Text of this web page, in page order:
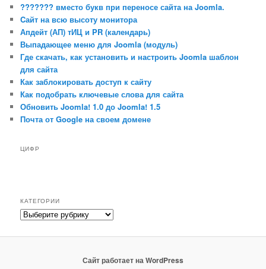
??????? вместо букв при переносе сайта на Joomla.
Cайт на всю высоту монитора
Апдейт (АП) тИЦ и PR (календарь)
Выпадающее меню для Joomla (модуль)
Где скачать, как установить и настроить Joomla шаблон
для сайта
Как заблокировать доступ к сайту
Как подобрать ключевые слова для сайта
Обновить Joomla! 1.0 до Joomla! 1.5
Почта от Google на своем домене
ЦИФР
КАТЕГОРИИ
Категории
Сайт работает на WordPress